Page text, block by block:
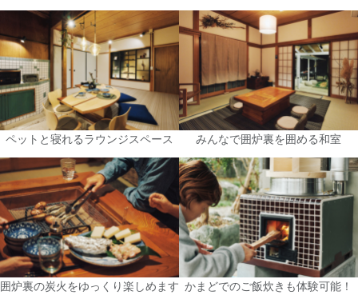
ペットと寝れるラウンジスペース みんなで囲炉裏を囲める和室
囲炉裏の炭火をゆっくり楽しめます かまどでのご飯炊きも体験可能！